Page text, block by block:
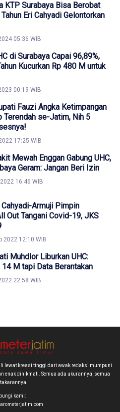
KTP Surabaya Bisa Berobat
Eri Cahyadi Gelontorkan
05:36 WIB
di Surabaya Capai 96,89%,
Kucurkan Rp 480 M untuk
00:19 WIB
Fauzi Angka Ketimpangan
Terendah se-Jatim, Nih 5
17:25 WIB
Mewah Enggan Gabung UHC,
Geram: Jangan Beri Izin
16:46 WIB
Cahyadi-Armuji Pimpin
Out Tangani Covid-19, JKS
2022 12:10 WIB
Muhdlor Liburkan UHC:
14 M tapi Data Berantakan
22:58 WIB
lewat kreasi tinggi dari awak redaksi mumpuni
enak dinikmati. Semua ada ukurannya, semua
kami: